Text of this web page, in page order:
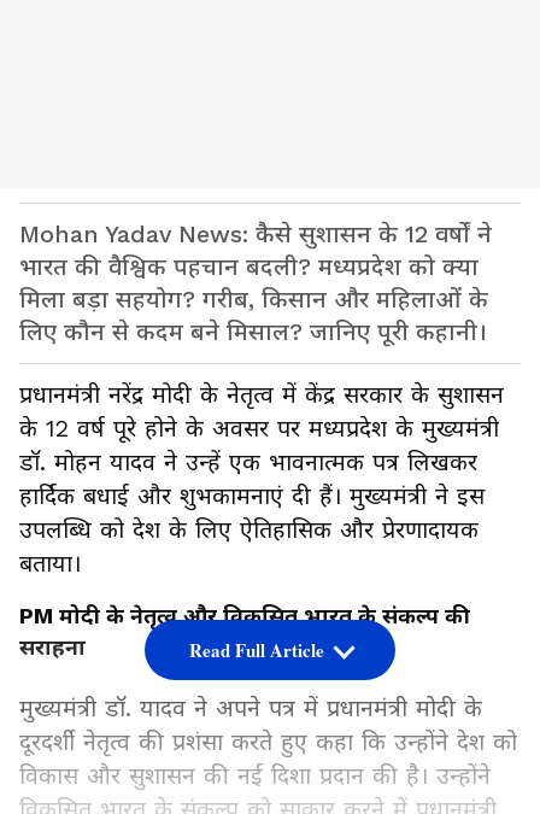
Mohan Yadav News: कैसे सुशासन के 12 वर्षों ने
भारत की वैश्विक पहचान बदली? मध्यप्रदेश को क्या
मिला बड़ा सहयोग? गरीब, किसान और महिलाओं के
लिए कौन से कदम बने मिसाल? जानिए पूरी कहानी।
प्रधानमंत्री नरेंद्र मोदी के नेतृत्व में केंद्र सरकार के सुशासन
के 12 वर्ष पूरे होने के अवसर पर मध्यप्रदेश के मुख्यमंत्री
डॉ. मोहन यादव ने उन्हें एक भावनात्मक पत्र लिखकर
हार्दिक बधाई और शुभकामनाएं दी हैं। मुख्यमंत्री ने इस
उपलब्धि को देश के लिए ऐतिहासिक और प्रेरणादायक
बताया।
PM मोदी के नेतृत्व और विकसित भारत के संकल्प की
सराहना
मुख्यमंत्री डॉ. यादव ने अपने पत्र में प्रधानमंत्री मोदी के
दूरदर्शी नेतृत्व की प्रशंसा करते हुए कहा कि उन्होंने देश को
विकास और सुशासन की नई दिशा प्रदान की है। उन्होंने
Read Full Article